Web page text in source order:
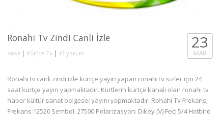
Ronahi Tv Zindi Canli İzle
kawa | Kürtçe Tv | 13 yorum
23
MAR
Ronahi tv canlı zindi izle kürtçe yayın yapan ronahi tv sizler için 24
saat kürtçe yayın yapmaktadır. Kürtlerin kürtçe kanalı olan ronahi tv
haber kültür sanat belgesel yayını yapmaktadır. Rohahi Tv Frekans;
Frekans:12520 Sembol: 27500 Polarizasyon: Dikey (V) Fec: 5/4 Hotbird